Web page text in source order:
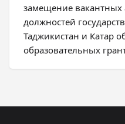
замещение
должностей
Таджикистан и Катар
образовательных